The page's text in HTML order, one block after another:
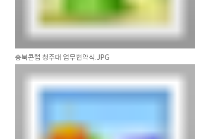
충북콘랩 청주대 업무협약식.JPG